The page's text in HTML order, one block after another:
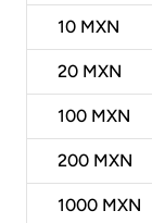
10 MXN
20 MXN
100 MXN
200 MXN
1000 MXN